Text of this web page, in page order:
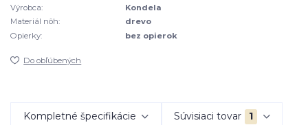
Výrobca:
Kondela
Materiál nôh:
drevo
Opierky:
bez opierok
Do obľúbených
Kompletné špecifikácie Súvisiaci tovar 1